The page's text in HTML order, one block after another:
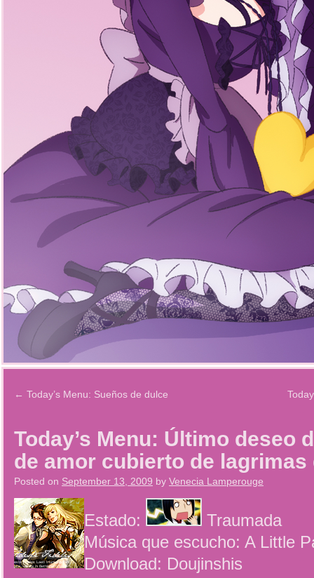
← Today’s Menu: Sueños de dulce
Today’s Menu: Último deseo
de amor cubierto de
Posted on September 13, 2009 by Venecia Lamperouge
Estado:
Traumada
Música que escucho: A Little
Download: Doujinshis